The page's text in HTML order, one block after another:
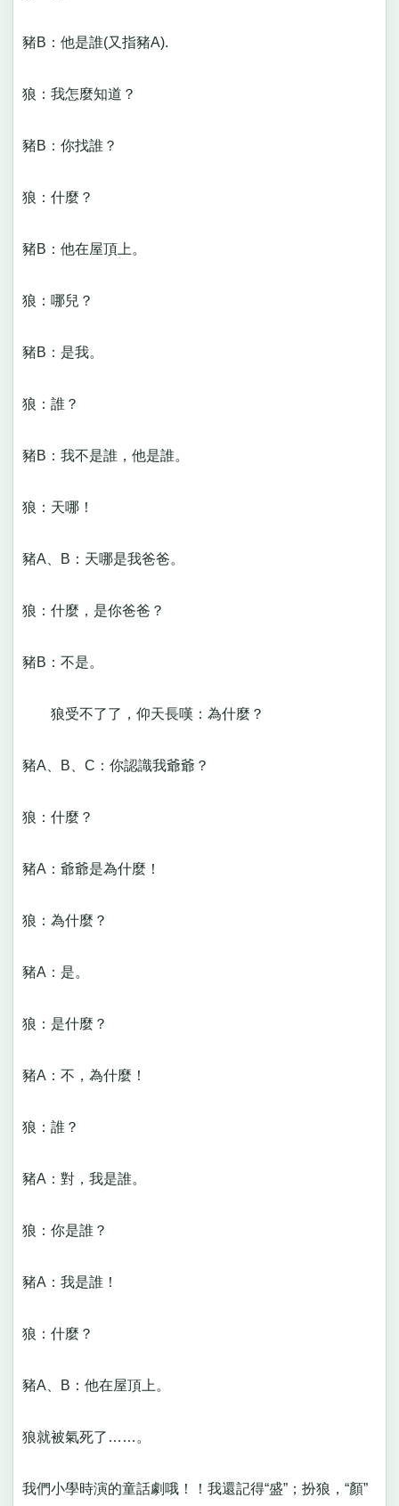
豬B：他是誰(又指豬A).
狼：我怎麼知道？
豬B：你找誰？
狼：什麼？
豬B：他在屋頂上。
狼：哪兒？
豬B：是我。
狼：誰？
豬B：我不是誰，他是誰。
狼：天哪！
豬A、B：天哪是我爸爸。
狼：什麼，是你爸爸？
豬B：不是。
狼受不了了，仰天長嘆：為什麼？
豬A、B、C：你認識我爺爺？
狼：什麼？
豬A：爺爺是為什麼！
狼：為什麼？
豬A：是。
狼：是什麼？
豬A：不，為什麼！
狼：誰？
豬A：對，我是誰。
狼：你是誰？
豬A：我是誰！
狼：什麼？
豬A、B：他在屋頂上。
狼就被氣死了……。
我們小學時演的童話劇哦！！我還記得“盛”；扮狼，“顏”